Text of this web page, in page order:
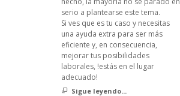
serio a plantearse este tema.
Si ves que es tu caso y necesitas
una ayuda extra para ser más
eficiente y, en consecuencia,
mejorar tus posibilidades
laborales, !estás en el lugar
adecuado!
Sigue leyendo...